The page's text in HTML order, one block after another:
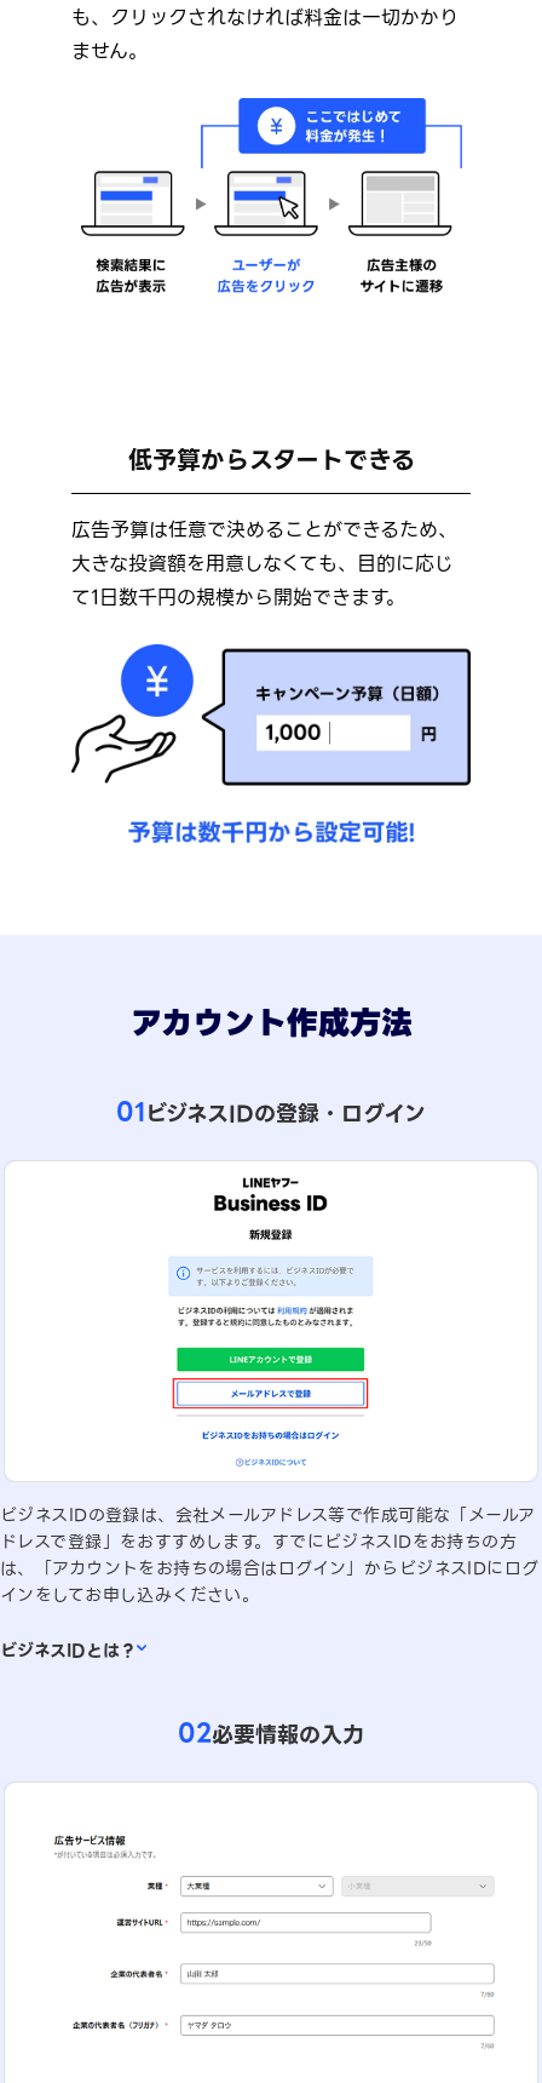
も、クリックされなければ料金は一切かかり
ません。
低予算からスタートできる
広告予算は任意で決めることができるため、
大きな投資額を用意しなくても、目的に応じ
て1日数千円の規模から開始できます。
アカウント作成方法
01ビジネスIDの登録・ログイン
ビジネスIDの登録は、会社メールアドレス等で作成可能な「メールア
ドレスで登録」をおすすめします。すでにビジネスIDをお持ちの方
は、「アカウントをお持ちの場合はログイン」からビジネスIDにログ
インをしてお申し込みください。
ビジネスIDとは？
LINEアカウント、もしくはメールアドレスのみで利用できるビジネス
02必要情報の入力